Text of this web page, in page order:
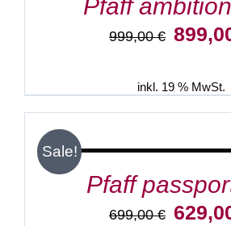
Pfaff
999,00€
999,00 €
inkl. 19 % MwSt.
Sale!
IN
Pfaff
699,00€